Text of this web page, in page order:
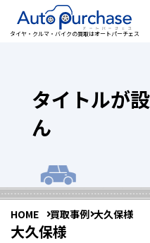
タイヤ・クルマ・バイクの買取はオートパーチェス
タイトルが
ん
HOME 買取事例 大久保様
大久保様